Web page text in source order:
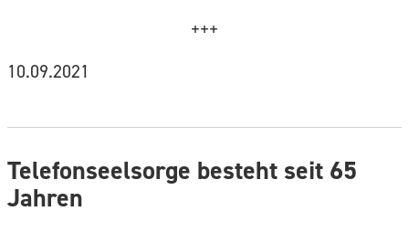
+++
10.09.2021
Telefonseelsorge besteht seit 65
Jahren